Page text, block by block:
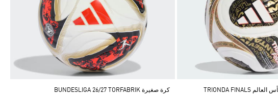
كرة صغيرة BUNDESLIGA 26/27 TORFABRIK